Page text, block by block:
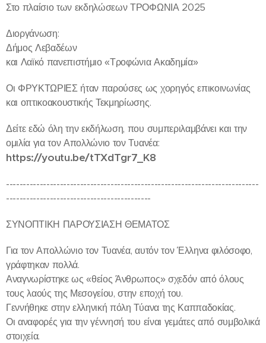
Στο πλαίσιο των εκδηλώσεων ΤΡΟΦΩΝΙΑ 2025
Διοργάνωση:
Δήμος Λεβαδέων
και Λαϊκό πανεπιστήμιο «Τροφώνια Ακαδημία»
Οι ΦΡΥΚΤΩΡΙΕΣ ήταν παρούσες ως χορηγός επικοινωνίας
και οπτικοακουστικής Τεκμηρίωσης.
Δείτε εδώ όλη την εκδήλωση, που συμπεριλαμβάνει και την
ομιλία για τον Απολλώνιο τον Τυανέα:
https://youtu.be/tTXdTgr7_K8
---------------------------------------------------------------------------
-------------------------------------------
ΣΥΝΟΠΤΙΚΗ ΠΑΡΟΥΣΙΑΣΗ ΘΕΜΑΤΟΣ
Για τον Απολλώνιο τον Τυανέα, αυτόν τον Έλληνα φιλόσοφο,
γράφτηκαν πολλά.
Αναγνωρίστηκε ως «θείος Άνθρωπος» σχεδόν από όλους
τους λαούς της Μεσογείου, στην εποχή του.
Γεννήθηκε στην ελληνική πόλη Τύανα της Καππαδοκίας.
Οι αναφορές για την γέννησή του είναι γεμάτες από συμβολικά
στοιχεία.